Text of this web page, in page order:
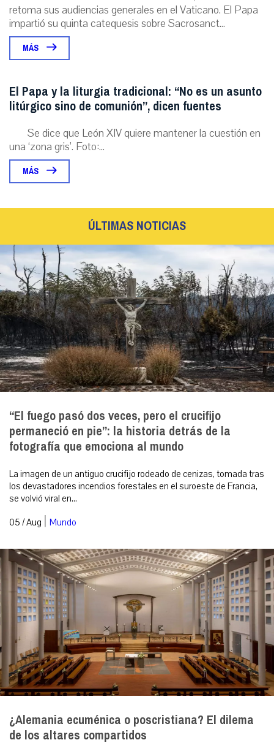
retoma sus audiencias generales en el Vaticano. El Papa
impartió su quinta catequesis sobre Sacrosanct...
MÁS
El Papa y la liturgia tradicional: “No es un asunto
litúrgico sino de comunión”, dicen fuentes
Se dice que León XIV quiere mantener la cuestión en
una ‘zona gris’. Foto:...
MÁS
ÚLTIMAS NOTICIAS
“El fuego pasó dos veces, pero el crucifijo
permaneció en pie”: la historia detrás de la
fotografía que emociona al mundo
La imagen de un antiguo crucifijo rodeado de cenizas, tomada tras
los devastadores incendios forestales en el suroeste de Francia,
se volvió viral en...
05 / Aug | Mundo
¿Alemania ecuménica o poscristiana? El dilema
de los altares compartidos